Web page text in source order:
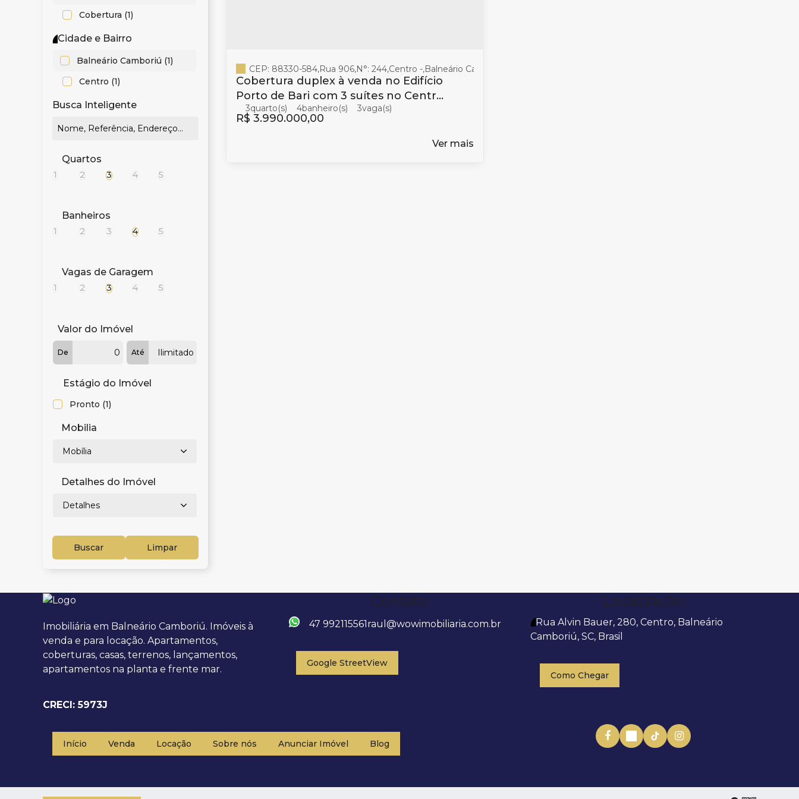
Cobertura (1)
Cidade e Bairro
Balneário Camboriú (1)
Centro (1)
Busca Inteligente
Quartos
1 2 3 4 5
Banheiros
1 2 3 4 5
Vagas de Garagem
1 2 3 4 5
Valor do Imóvel
De Até
Estágio do Imóvel
Pronto (1)
Mobilia
Mobília
Detalhes do Imóvel
Detalhes
Buscar Limpar
Cobertura duplex à venda no Edifício
Porto de Bari com 3 suítes no Centro
em Balneário Camboriú
R$ 3.990.000,00
CEP: 88330-584,Rua 906,N°: 244,Centro ,Balneário Camboriú
3 4banheiro(s) 3
Ver mais
Imobiliária em Balneário Camboriú. Imóveis à
venda e para locação. Apartamentos,
coberturas, casas, terrenos, lançamentos,
apartamentos na planta e frente mar.
CRECI: 5973J
Contato
47 992115561 raul@wowimobiliaria.com.br
Google StreetView
Localização
Rua Alvin Bauer, 280, Centro, Balneário
Camboriú, SC, Brasil
Como Chegar
Início Venda Locação Sobre nós Anunciar Imóvel Blog